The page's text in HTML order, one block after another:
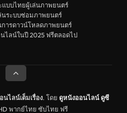
แบบไทยผู้เล่นภาพยนตร์
นระบบซ่อมภาพยนตร์
ารดาวน์โหลดภาพยนตร์
ไลน์ในปี 2025 ฟรีตลอดไป
ไลน์เต็มเรื่อง. โดย ดูหนังออนไลน์ ดูซี
พากย์ไทย ซับไทย ฟรี